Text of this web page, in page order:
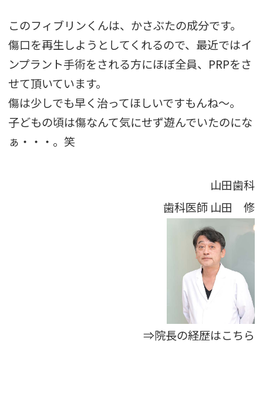
このフィブリンくんは、かさぶたの成分です。
傷口を再生しようとしてくれるので、最近ではイ
ンプラント手術をされる方にほぼ全員、PRPをさ
せて頂いています。
傷は少しでも早く治ってほしいですもんね〜。
子どもの頃は傷なんて気にせず遊んでいたのにな
ぁ・・・。笑
山田歯科
歯科医師 山田 修
⇒院長の経歴はこちら